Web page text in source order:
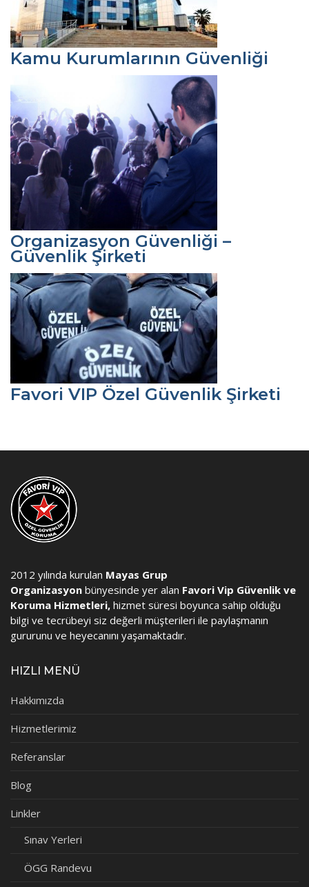
Kamu Kurumlarının Güvenliği
Organizasyon Güvenliği –
Güvenlik Şirketi
Favori VIP Özel Güvenlik Şirketi
2012 yılında kurulan Mayas Grup
Organizasyon bünyesinde yer alan Favori Vip Güvenlik ve
Koruma Hizmetleri, hizmet süresi boyunca sahip olduğu
bilgi ve tecrübeyi siz değerli müşterileri ile paylaşmanın
gururunu ve heyecanını yaşamaktadır.
HIZLI MENÜ
Hakkımızda
Hizmetlerimiz
Referanslar
Blog
Linkler
Sınav Yerleri
ÖGG Randevu